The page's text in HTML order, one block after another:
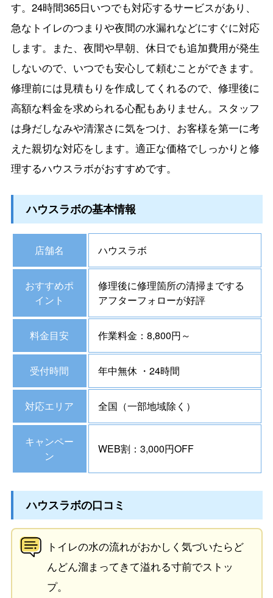
す。24時間365日いつでも対応するサービスがあり、
急なトイレのつまりや夜間の水漏れなどにすぐに対応
します。また、夜間や早朝、休日でも追加費用が発生
しないので、いつでも安心して頼むことができます。
修理前には見積もりを作成してくれるので、修理後に
高額な料金を求められる心配もありません。スタッフ
は身だしなみや清潔さに気をつけ、お客様を第一に考
えた親切な対応をします。適正な価格でしっかりと修
理するハウスラボがおすすめです。
ハウスラボの基本情報
店舗名 ハウスラボ
おすすめポ
イント
修理後に修理箇所の清掃までする
アフターフォローが好評
料金目安 作業料金：8,800円～
受付時間 年中無休 ・24時間
対応エリア 全国（一部地域除く）
キャンペー
ン
WEB割：3,000円OFF
ハウスラボの口コミ
トイレの水の流れがおかしく気づいたらど
んどん溜まってきて溢れる寸前でストッ
プ。